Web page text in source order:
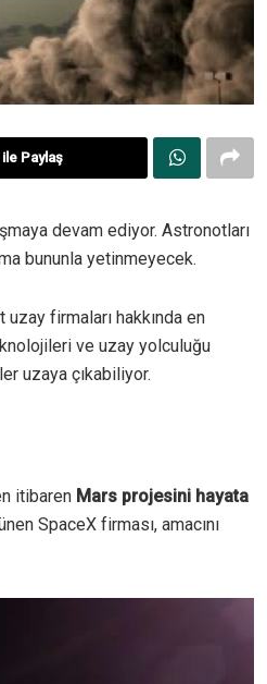
Paylaş
devam ediyor. Astronotları
bununla yetinmeyecek.
firmaları hakkında en
ve uzay yolculuğu
uzaya çıkabiliyor.
itibaren Mars projesini hayata
SpaceX firması, amacını